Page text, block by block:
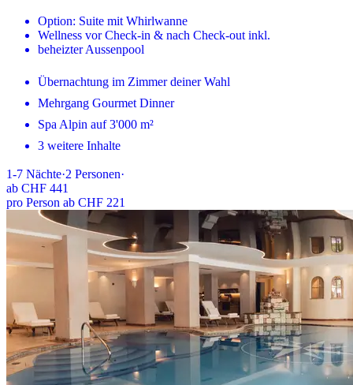
Option: Suite mit Whirlwanne
Wellness vor Check-in & nach Check-out inkl.
beheizter Aussenpool
Übernachtung im Zimmer deiner Wahl
Mehrgang Gourmet Dinner
Spa Alpin auf 3'000 m²
3 weitere Inhalte
1-7 Nächte·2 Personen·
ab CHF 441
pro Person ab CHF 221